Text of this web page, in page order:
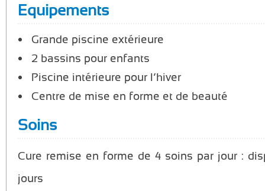
Equipements
Grande piscine extérieure
2 bassins pour enfants
Piscine intérieure pour l’hiver
Centre de mise en forme et de beauté
Soins
Cure remise en forme de 4 soins par jour :
jours